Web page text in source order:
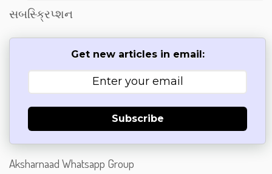
સબસ્ક્રિપ્શન
Get new articles in email:
Subscribe
Aksharnaad Whatsapp Group